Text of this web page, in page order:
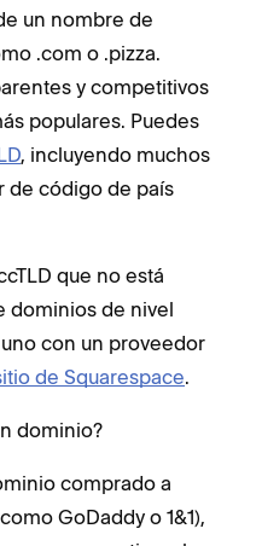
un nombre de
.com o .pizza.
y competitivos
populares. Puedes
, incluyendo muchos
de código de país
que no está
dominios de nivel
con un proveedor
de Squarespace.
dominio?
comprado a
GoDaddy o 1&1),